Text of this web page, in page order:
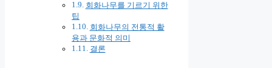
회화나무를 기르기 위한
팁
회화나무의 전통적 활
용과 문화적 의미
결론